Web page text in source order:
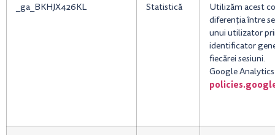
_ga_BKHJX426KL Statistică
Utilizăm acest
diferenția între
unui utilizator
identificator
fiecărei sesiuni.
Google